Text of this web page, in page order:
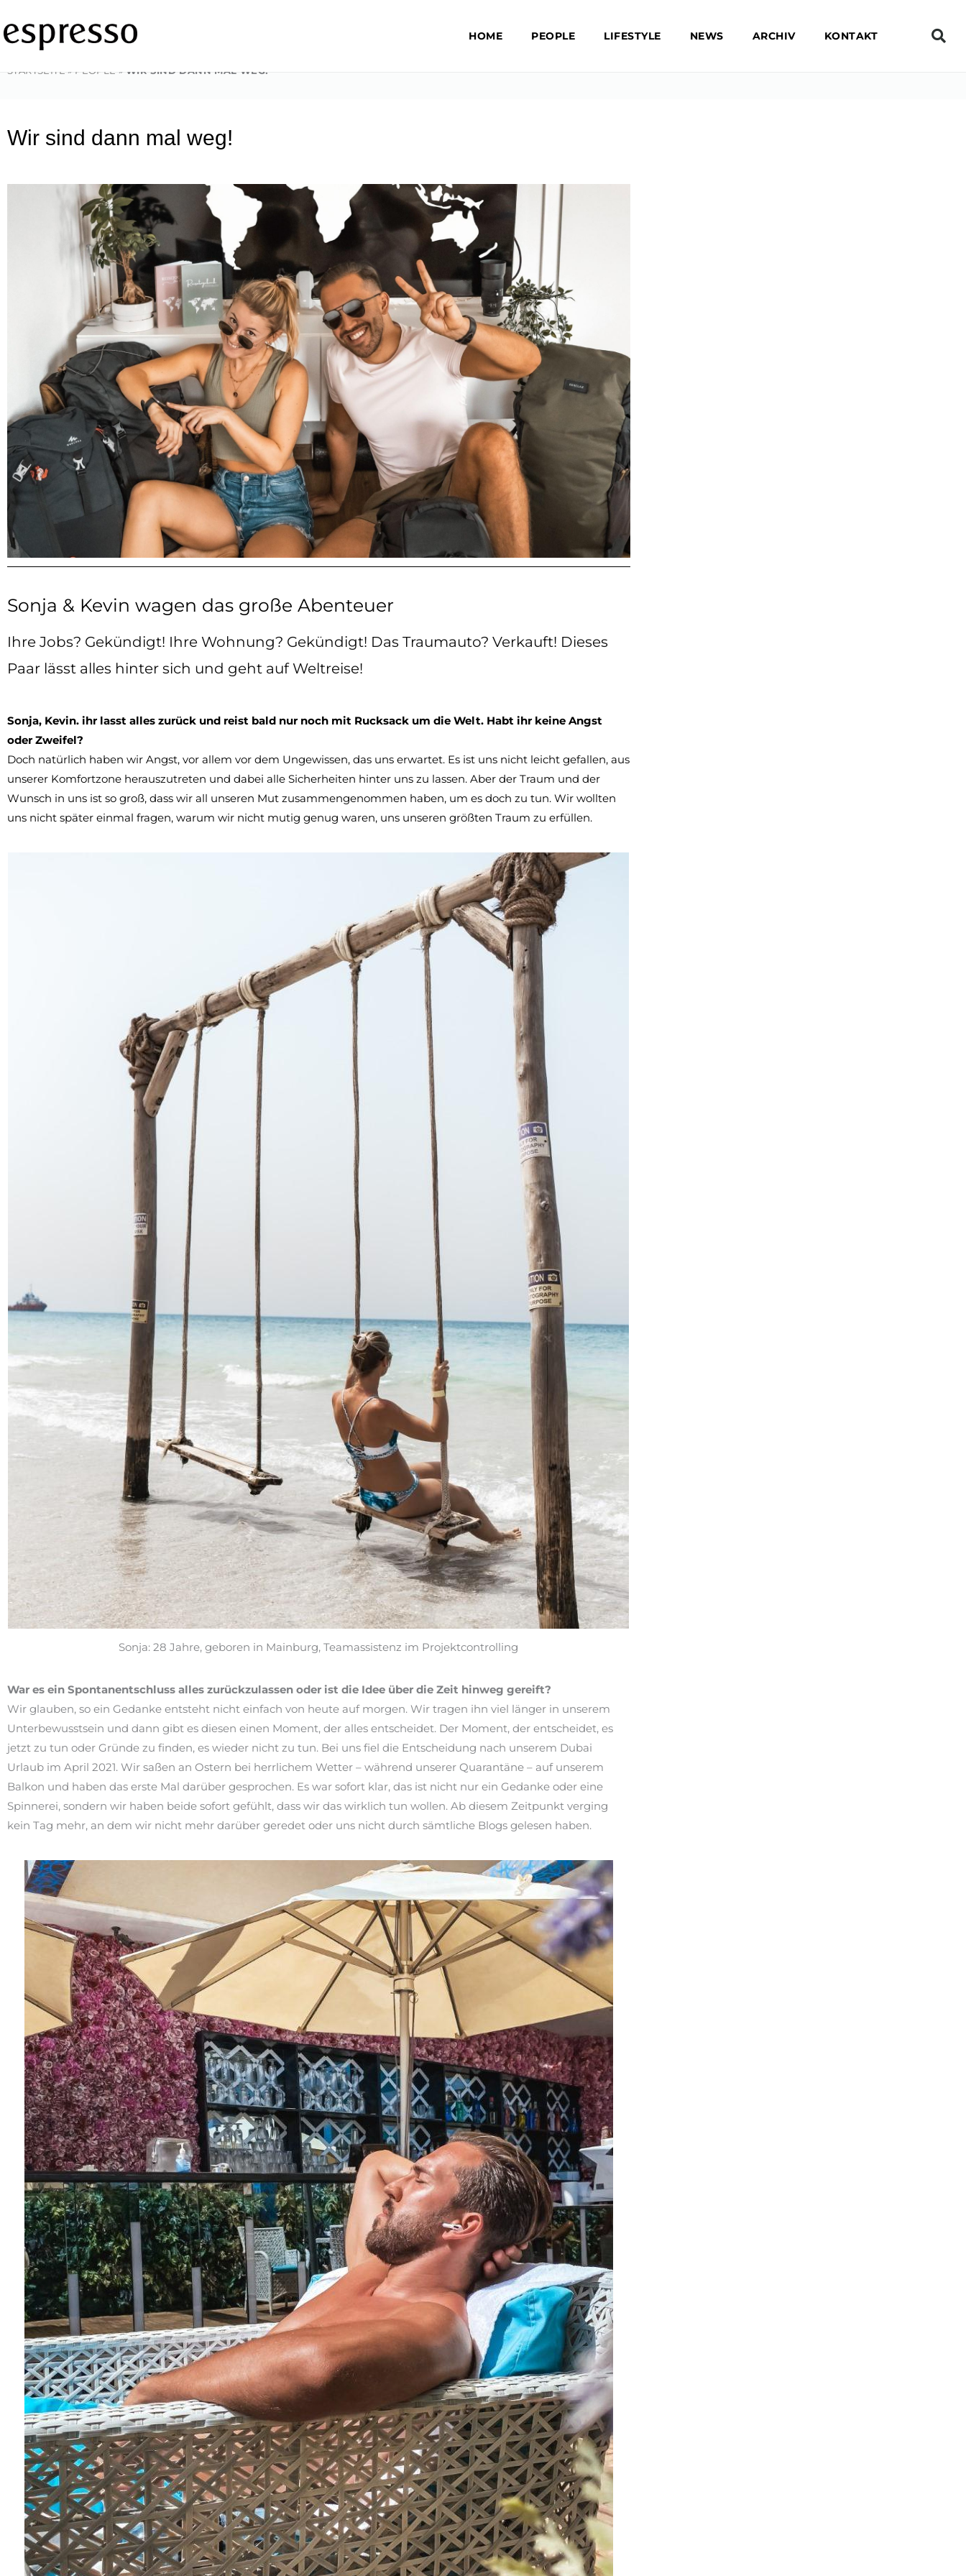
Inhalt
springen
HOME PEOPLE LIFESTYLE NEWS ARCHIV KONTAKT
STARTSEITE » PEOPLE » WIR SIND DANN MAL WEG!
Wir sind dann mal weg!
Sonja & Kevin wagen das große Abenteuer
Ihre Jobs? Gekündigt! Ihre Wohnung? Gekündigt! Das Traumauto? Verkauft! Dieses
Paar lässt alles hinter sich und geht auf Weltreise!
Sonja, Kevin. ihr lasst alles zurück und reist bald nur noch mit Rucksack um die Welt. Habt ihr keine Angst
oder Zweifel?
Doch natürlich haben wir Angst, vor allem vor dem Ungewissen, das uns erwartet. Es ist uns nicht leicht gefallen, aus
unserer Komfortzone herauszutreten und dabei alle Sicherheiten hinter uns zu lassen. Aber der Traum und der
Wunsch in uns ist so groß, dass wir all unseren Mut zusammengenommen haben, um es doch zu tun. Wir wollten
uns nicht später einmal fragen, warum wir nicht mutig genug waren, uns unseren größten Traum zu erfüllen.
Sonja: 28 Jahre, geboren in Mainburg, Teamassistenz im Projektcontrolling
War es ein Spontanentschluss alles zurückzulassen oder ist die Idee über die Zeit hinweg gereift?
Wir glauben, so ein Gedanke entsteht nicht einfach von heute auf morgen. Wir tragen ihn viel länger in unserem
Unterbewusstsein und dann gibt es diesen einen Moment, der alles entscheidet. Der Moment, der entscheidet, es
jetzt zu tun oder Gründe zu finden, es wieder nicht zu tun. Bei uns fiel die Entscheidung nach unserem Dubai
Urlaub im April 2021. Wir saßen an Ostern bei herrlichem Wetter – während unserer Quarantäne – auf unserem
Balkon und haben das erste Mal darüber gesprochen. Es war sofort klar, das ist nicht nur ein Gedanke oder eine
Spinnerei, sondern wir haben beide sofort gefühlt, dass wir das wirklich tun wollen. Ab diesem Zeitpunkt verging
kein Tag mehr, an dem wir nicht mehr darüber geredet oder uns nicht durch sämtliche Blogs gelesen haben.